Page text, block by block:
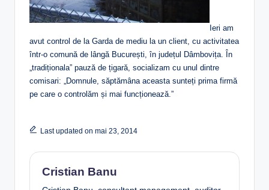
Ieri am
avut control de la Garda de mediu la un client, cu activitatea
într-o comună de lângă București, în județul Dâmbovița. În
„tradiționala” pauză de țigară, socializam cu unul dintre
comisari: „Domnule, săptămâna aceasta sunteți prima firmă
pe care o controlăm și mai funcționează.”
Last updated on mai 23, 2014
Cristian Banu